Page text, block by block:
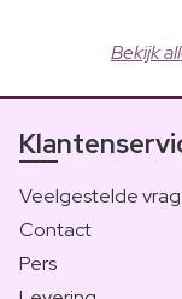
Bekijk
Veelgestelde
Contact
Pers